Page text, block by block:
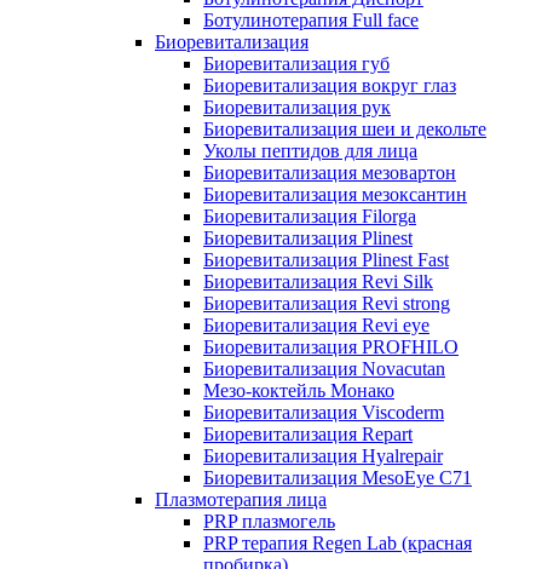
Ботулинотерапия Full face
Биоревитализация
Биоревитализация губ
Биоревитализация вокруг глаз
Биоревитализация рук
Биоревитализация шеи и декольте
Уколы пептидов для лица
Биоревитализация мезовартон
Биоревитализация мезоксантин
Биоревитализация Filorga
Биоревитализация Plinest
Биоревитализация Plinest Fast
Биоревитализация Revi Silk
Биоревитализация Revi strong
Биоревитализация Revi eye
Биоревитализация PROFHILO
Биоревитализация Novacutan
Мезо-коктейль Монако
Биоревитализация Viscoderm
Биоревитализация Repart
Биоревитализация Hyalrepair
Биоревитализация MesoEye C71
Плазмотерапия лица
PRP плазмогель
PRP терапия Regen Lab (красная
пробирка)